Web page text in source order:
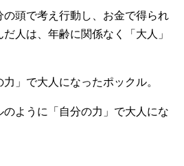
頭で考え行動し、お金で得られ
人は、年齢に関係なく「大人」
」で大人になったポックル。
ように「自分の力」で大人にな